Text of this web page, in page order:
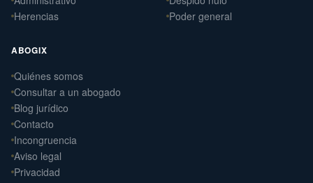
Herencias
Poder general
ABOGIX
Quiénes somos
Consultar a un abogado
Blog jurídico
Contacto
Incongruencia
Aviso legal
Privacidad
Daniel Ramos Illanes
Derecho Laboral
📍 Sevilla
Laterna Abogados
📍 Santiago de Compostela